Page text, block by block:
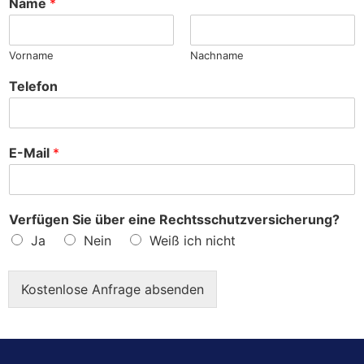
eName *
Vorname Nachname
Telefon
E-Mail *
Verfügen Sie über eine Rechtsschutzversicherung?
Ja
Nein Weiß ich nicht
Kostenlose Anfrage absenden